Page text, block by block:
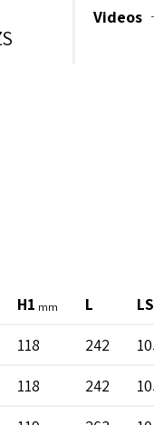
Videos
H1 mm L LS
118 242
118 242